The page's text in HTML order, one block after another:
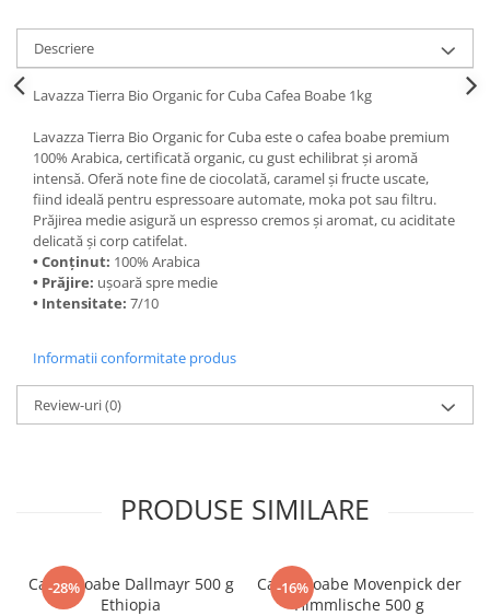
Descriere
Lavazza Tierra Bio Organic for Cuba Cafea Boabe 1kg
Lavazza Tierra Bio Organic for Cuba este o cafea boabe premium
100% Arabica, certificată organic, cu gust echilibrat și aromă
intensă. Oferă note fine de ciocolată, caramel și fructe uscate,
fiind ideală pentru espressoare automate, moka pot sau filtru.
Prăjirea medie asigură un espresso cremos și aromat, cu aciditate
delicată și corp catifelat.
• Conținut: 100% Arabica
• Prăjire: ușoară spre medie
• Intensitate: 7/10
Informatii conformitate produs
Review-uri(0)
PRODUSE SIMILARE
-28%
Cafea boabe Dallmayr 500 g
Ethiopia
-16%
Cafea boabe Movenpick der
Himmlische 500 g